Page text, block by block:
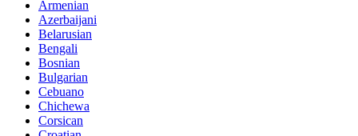
Armenian
Azerbaijani
Belarusian
Bengali
Bosnian
Bulgarian
Cebuano
Chichewa
Corsican